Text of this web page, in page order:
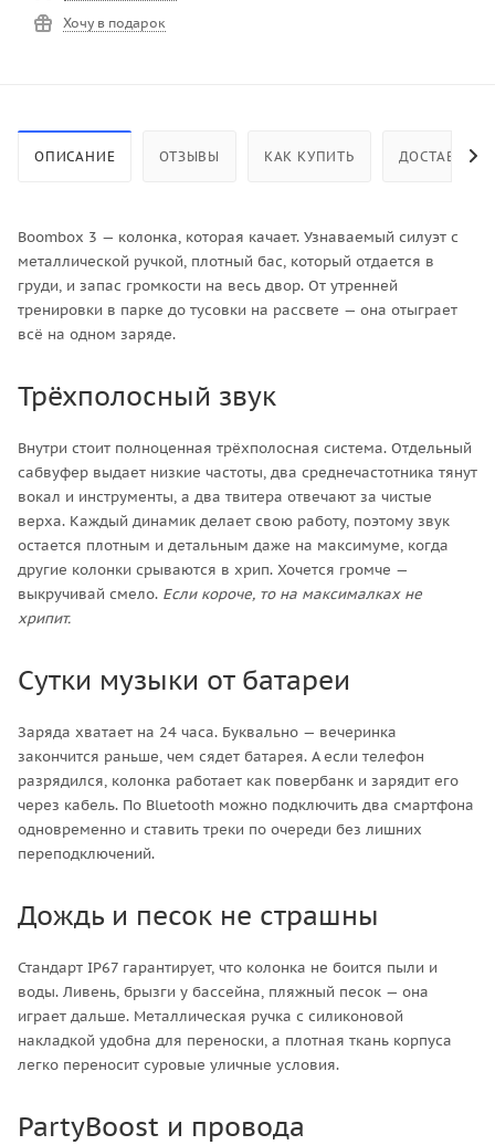
Хочу в подарок
ОПИСАНИЕ ОТЗЫВЫ КАК КУПИТЬ ДОСТАВКА
Boombox 3 — колонка, которая качает. Узнаваемый силуэт с
металлической ручкой, плотный бас, который отдается в
груди, и запас громкости на весь двор. От утренней
тренировки в парке до тусовки на рассвете — она отыграет
всё на одном заряде.
Трёхполосный звук
Внутри стоит полноценная трёхполосная система. Отдельный
сабвуфер выдает низкие частоты, два среднечастотника тянут
вокал и инструменты, а два твитера отвечают за чистые
верха. Каждый динамик делает свою работу, поэтому звук
остается плотным и детальным даже на максимуме, когда
другие колонки срываются в хрип. Хочется громче —
выкручивай смело. Если короче, то на максималках не
хрипит.
Сутки музыки от батареи
Заряда хватает на 24 часа. Буквально — вечеринка
закончится раньше, чем сядет батарея. А если телефон
разрядился, колонка работает как повербанк и зарядит его
через кабель. По Bluetooth можно подключить два смартфона
одновременно и ставить треки по очереди без лишних
переподключений.
Дождь и песок не страшны
Стандарт IP67 гарантирует, что колонка не боится пыли и
воды. Ливень, брызги у бассейна, пляжный песок — она
играет дальше. Металлическая ручка с силиконовой
накладкой удобна для переноски, а плотная ткань корпуса
легко переносит суровые уличные условия.
PartyBoost и провода